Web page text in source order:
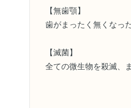
【無歯顎】
歯がまったく無くなっ
【滅菌】
全ての微生物を殺滅、